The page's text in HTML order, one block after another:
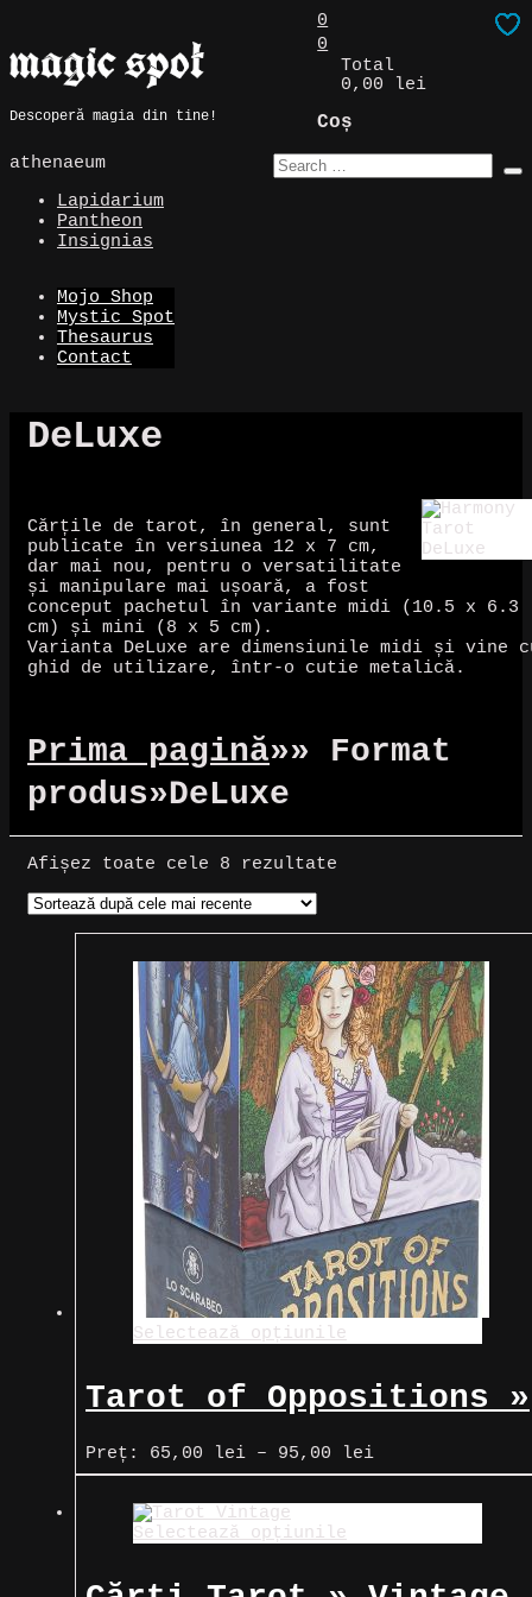
content
Magic Spot
Descoperă magia din tine!
0
0
Total
0,00 lei
Coș
athenaeum
Lapidarium
Pantheon
Insignias
Mojo Shop
Mystic Spot
Thesaurus
Contact
DeLuxe
Cărțile de tarot, în general, sunt
publicate în versiunea 12 x 7 cm,
dar mai nou, pentru o versatilitate
și manipulare mai ușoară, a fost
conceput pachetul în variante midi (10.5 x 6.3
cm) și mini (8 x 5 cm).
Varianta DeLuxe are dimensiunile midi și vine
ghid de utilizare, într-o cutie metalică.
Prima pagină»» Format
produs»DeLuxe
Afișez toate cele 8 rezultate
Selectează opțiunile
Tarot of Oppositions »
Tarot-ul contrariilor
Preț: 65,00 lei – 95,00 leiInterval
de
Selectează opțiunile